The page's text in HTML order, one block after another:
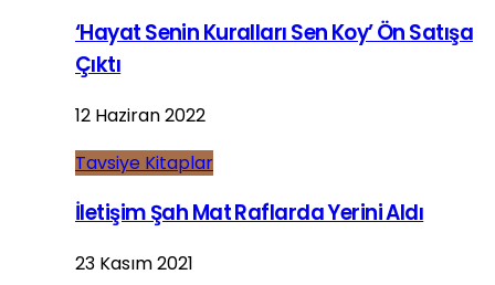
‘Hayat Senin Kuralları Sen Koy’ Ön Satışa
Çıktı
12 Haziran 2022
Tavsiye Kitaplar
İletişim Şah Mat Raflarda Yerini Aldı
23 Kasım 2021